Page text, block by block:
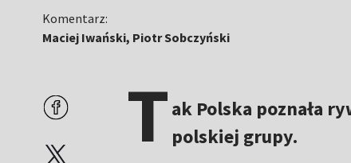
Komentarz:
Maciej Iwański, Piotr Sobczyński
Tak Polska poznała
polskiej grupy.